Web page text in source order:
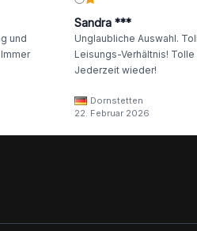
und
Sandra ***
Unglaubliche Auswahl.
Leisungs-Verhältnis! Tolle
Jederzeit wieder!
Dornstetten
22. Februar 2026